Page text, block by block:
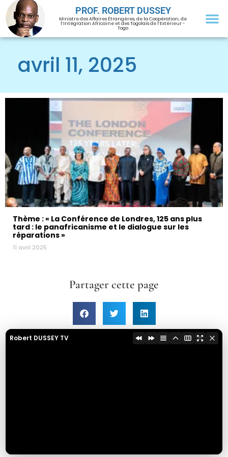
PROF. ROBERT DUSSEY
Ministre des Affaires Étrangères, de la Coopération, de
l’Intégration Africaine et des Togolais de l’Extérieur -
Togo
avril 11, 2025
Thème : « La Conférence de Londres, 125 ans plus
tard : le panafricanisme et le dialogue sur les
réparations »
11 avril 2025
Partager cette page
Robert DUSSEY TV